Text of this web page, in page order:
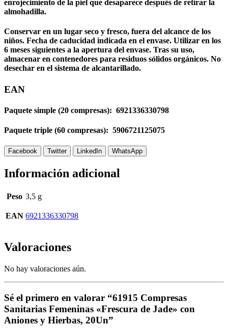
enrojecimiento de la piel que desaparece después de retirar la
almohadilla.
Conservar en un lugar seco y fresco, fuera del alcance de los
niños. Fecha de caducidad indicada en el envase. Utilizar en los
6 meses siguientes a la apertura del envase. Tras su uso,
almacenar en contenedores para residuos sólidos orgánicos. No
desechar en el sistema de alcantarillado.
EAN
Paquete simple (20 compresas): 6921336330798
Paquete triple (60 compresas): 5906721125075
Facebook Twitter LinkedIn WhatsApp
Información adicional
Peso 3,5 g
EAN 6921336330798
Valoraciones
No hay valoraciones aún.
Sé el primero en valorar “61915 Compresas
Sanitarias Femeninas «Frescura de Jade» con
Aniones y Hierbas, 20Un”